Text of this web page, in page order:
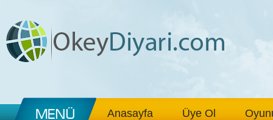
Anasayfa Üye Ol